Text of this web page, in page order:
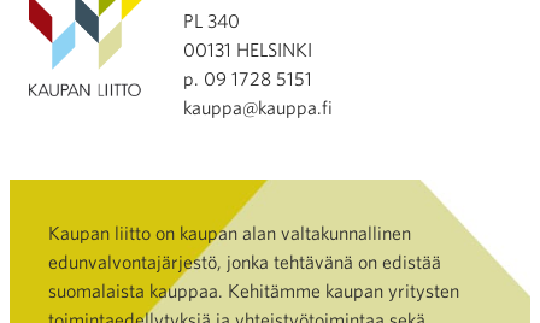
PL 340
00131 HELSINKI
p. 09 1728 5151
kauppa@kauppa.fi
Kaupan liitto on kaupan alan valtakunnallinen
edunvalvontajärjestö, jonka tehtävänä on edistää
suomalaista kauppaa. Kehitämme kaupan yritysten